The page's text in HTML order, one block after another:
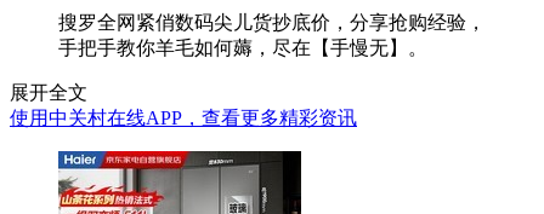
搜罗全网紧俏数码尖儿货抄底价，分享抢购经验，
手把手教你羊毛如何薅，尽在【手慢无】。
展开全文
使用中关村在线APP，查看更多精彩资讯